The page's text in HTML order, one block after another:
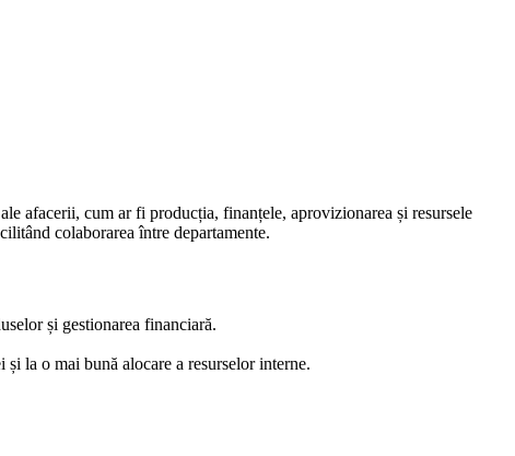
afacerii, cum ar fi producția, finanțele, aprovizionarea și resursele
colaborarea între departamente.
și gestionarea financiară.
la o mai bună alocare a resurselor interne.